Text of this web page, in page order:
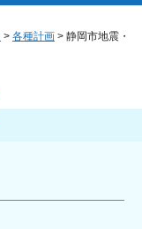
> 各種計画 > 静岡市地震・